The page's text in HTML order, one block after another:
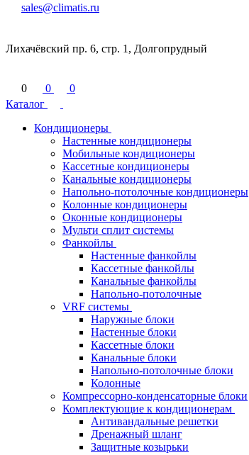
sales@climatis.ru
Лихачёвский пр. 6, стр. 1, Долгопрудный
0 0
0
Каталог
Кондиционеры
Настенные кондиционеры
Мобильные кондиционеры
Кассетные кондиционеры
Канальные кондиционеры
Напольно-потолочные кондиционеры
Колонные кондиционеры
Оконные кондиционеры
Мульти сплит системы
Фанкойлы
Настенные фанкойлы
Кассетные фанкойлы
Канальные фанкойлы
Напольно-потолочные
VRF системы
Наружные блоки
Настенные блоки
Кассетные блоки
Канальные блоки
Напольно-потолочные блоки
Колонные
Компрессорно-конденсаторные блоки
Комплектующие к кондиционерам
Антивандальные решетки
Дренажный шланг
Защитные козырьки